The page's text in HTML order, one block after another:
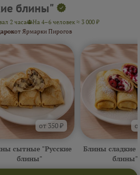
блины"
2 часа
На 4–6 человек ≈ 3 000 ₽
от Ярмарки Пирогов
от 350 ₽
сытные "Русские
блины"
Блины сладкие
блины"